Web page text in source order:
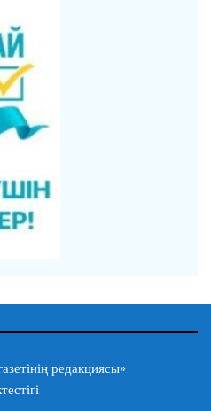
редакциясы»